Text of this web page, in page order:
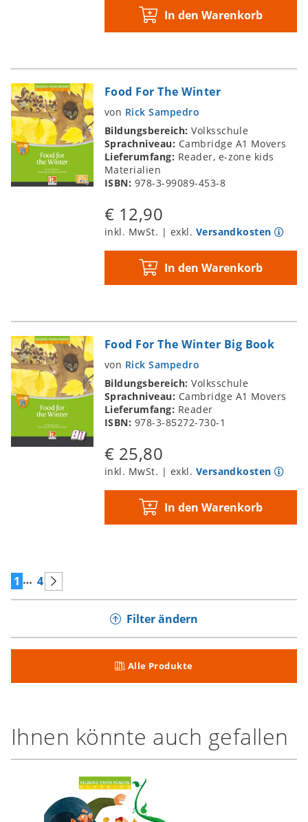
In den Warenkorb
Food For The Winter
von Rick Sampedro
Bildungsbereich:Volksschule
Sprachniveau: Cambridge A1 Movers
Lieferumfang: Reader, e-zone kids
Materialien
ISBN: 978-3-99089-453-8
€ 12,90
inkl. MwSt. | exkl. Versandkosten
In den Warenkorb
Food For The Winter Big Book
von Rick Sampedro
Bildungsbereich:Volksschule
Sprachniveau: Cambridge A1 Movers
Lieferumfang: Reader
ISBN: 978-3-85272-730-1
€ 25,80
inkl. MwSt. | exkl. Versandkosten
In den Warenkorb
1 … 4
Filter ändern
Alle Produkte
Ihnen könnte auch gefallen